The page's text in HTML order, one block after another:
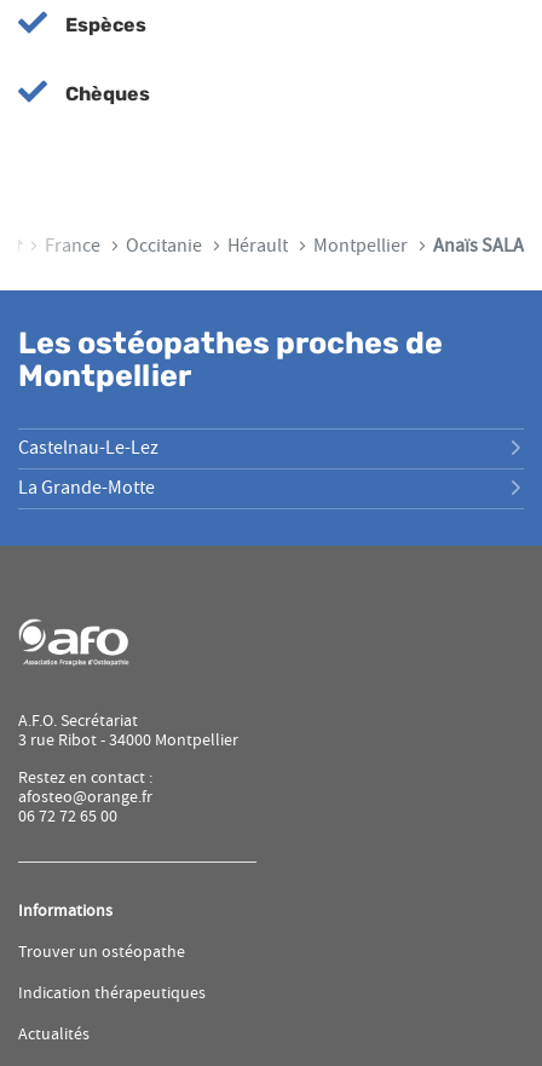
Espèces
Chèques
AccueilFrance Occitanie Hérault Montpellier Anaïs SALA
Les ostéopathes proches de
Montpellier
Castelnau-Le-Lez
La Grande-Motte
A.F.O. Secrétariat
3 rue Ribot - 34000 Montpellier
Restez en contact :
afosteo@orange.fr
06 72 72 65 00
Informations
Trouver un ostéopathe(ouvre
une
Indication thérapeutiques
Actualités